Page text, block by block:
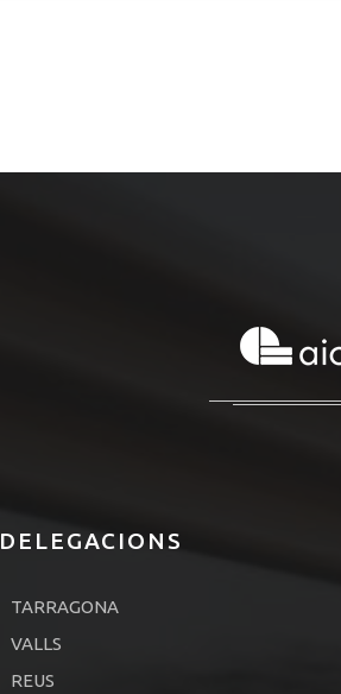
DELEGACIONS
TARRAGONA
VALLS
REUS